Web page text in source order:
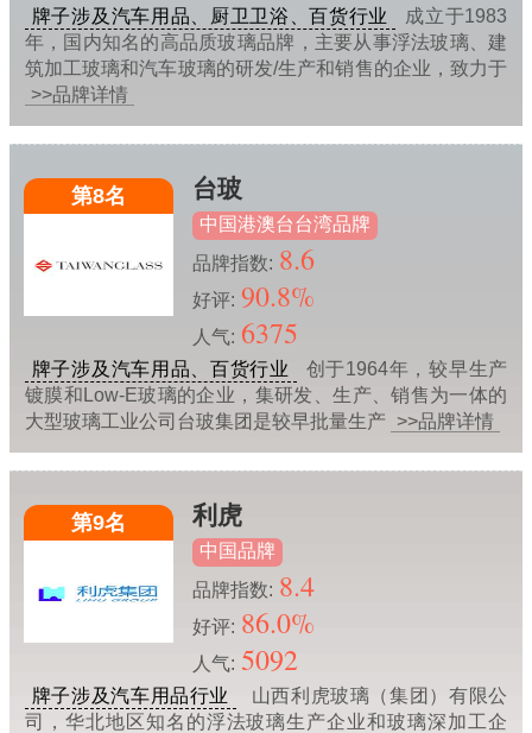
牌子涉及汽车用品、厨卫卫浴、百货行业
成立于1983
年，国内知名的高品质玻璃品牌，主要从事浮法玻璃、建
筑加工玻璃和汽车玻璃的研发/生产和销售的企业，致力于
>>品牌详情
第8名 台玻
中国港澳台台湾品牌
品牌指数: 8.6
好评: 90.8%
人气: 6375
牌子涉及汽车用品、百货行业
创于1964年，较早生产
镀膜和Low-E玻璃的企业，集研发、生产、销售为一体的
大型玻璃工业公司台玻集团是较早批量生产 >>品牌详情
第9名 利虎
中国品牌
品牌指数: 8.4
好评: 86.0%
人气: 5092
牌子涉及汽车用品行业
山西利虎玻璃（集团）有限公
司，华北地区知名的浮法玻璃生产企业和玻璃深加工企